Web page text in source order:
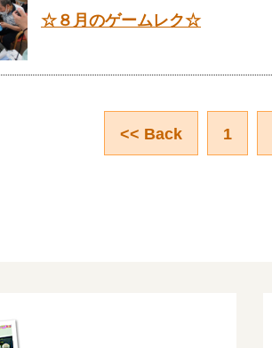
☆８月のゲームレク☆
<< Back 1